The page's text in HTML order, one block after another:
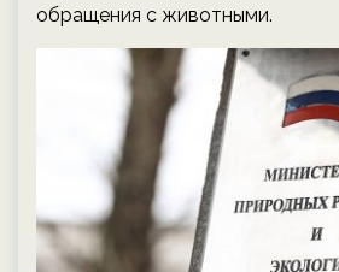
обращения с животными.